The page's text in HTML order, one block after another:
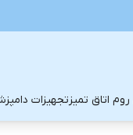
اتاق تمیزتجهیزات